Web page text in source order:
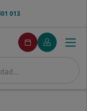
013
menuPedirCita
Pedir
cita
Mi
Quirónsalud
Menú